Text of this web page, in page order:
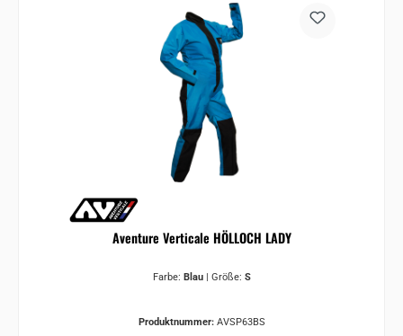
Aventure Verticale HÖLLOCH LADY
Farbe: Blau Größe: S
Produktnummer: AVSP63BS